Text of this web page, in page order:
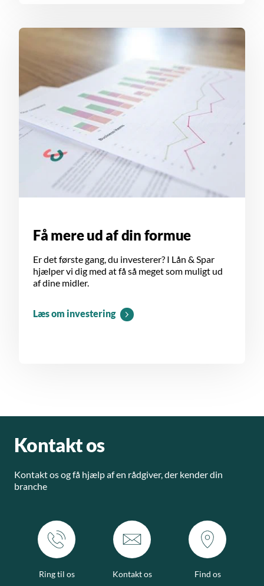
Få mere ud af din formue
Er det første gang, du investerer? I Lån & Spar
hjælper vi dig med at få så meget som muligt ud
af dine midler.
Læs om investering
Kontakt os
Kontakt os og få hjælp af en rådgiver, der kender din
branche
Ring til os Kontakt os Find os